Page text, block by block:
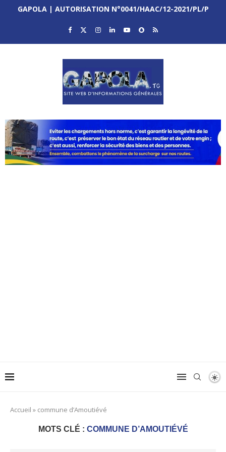
GAPOLA | AUTORISATION N°0041/HAAC/12-2021/PL/P
Accueil » commune d’Amoutiévé
MOTS CLÉ : COMMUNE D’AMOUTIÉVÉ